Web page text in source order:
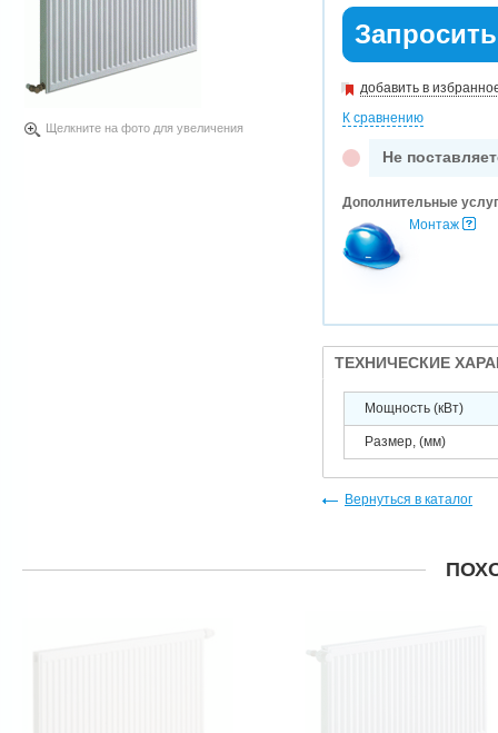
Щелкните на фото для увеличения
добавить в
К сравнению
Не
Дополнительные
Монтаж
ТЕХНИЧЕСКИЕ
Мощность (кВт)
Размер, (мм)
Вернуться в каталог